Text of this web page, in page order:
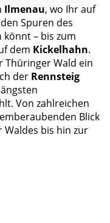
Ilmenau, wo Ihr auf
Spuren des
– bis zum
dem Kickelhahn.
Thüringer Wald ein
der Rennsteig
Von zahlreichen
Blick
Waldes bis hin zur